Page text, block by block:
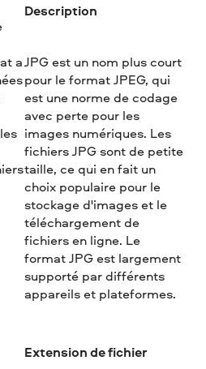
a
Description
JPG est un nom plus court
pour le format JPEG, qui
est une norme de codage
avec perte pour les
images numériques. Les
fichiers JPG sont de petite
taille, ce qui en fait un
choix populaire pour le
stockage d'images et le
téléchargement de
fichiers en ligne. Le
format JPG est largement
supporté par différents
appareils et plateformes.
Extension de fichier